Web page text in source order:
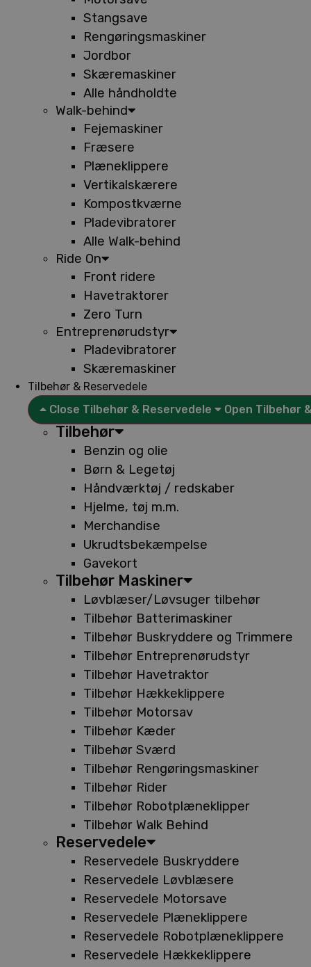
Stangsave
Rengøringsmaskiner
Jordbor
Skæremaskiner
Alle håndholdte
Walk-behind
Fejemaskiner
Fræsere
Plæneklippere
Vertikalskærere
Kompostkværne
Pladevibratorer
Alle Walk-behind
Ride On
Front ridere
Havetraktorer
Zero Turn
Entreprenørudstyr
Pladevibratorer
Skæremaskiner
Tilbehør & Reservedele
Close Tilbehør & Reservedele
Open Tilbehør
Tilbehør
Benzin og olie
Børn & Legetøj
Håndværktøj / redskaber
Hjelme, tøj m.m.
Merchandise
Ukrudtsbekæmpelse
Gavekort
Tilbehør Maskiner
Løvblæser/Løvsuger tilbehør
Tilbehør Batterimaskiner
Tilbehør Buskryddere og Trimmere
Tilbehør Entreprenørudstyr
Tilbehør Havetraktor
Tilbehør Hækkeklippere
Tilbehør Motorsav
Tilbehør Kæder
Tilbehør Sværd
Tilbehør Rengøringsmaskiner
Tilbehør Rider
Tilbehør Robotplæneklipper
Tilbehør Walk Behind
Reservedele
Reservedele Buskryddere
Reservedele Løvblæsere
Reservedele Motorsave
Reservedele Plæneklippere
Reservedele Robotplæneklippere
Reservedele Hækkeklippere